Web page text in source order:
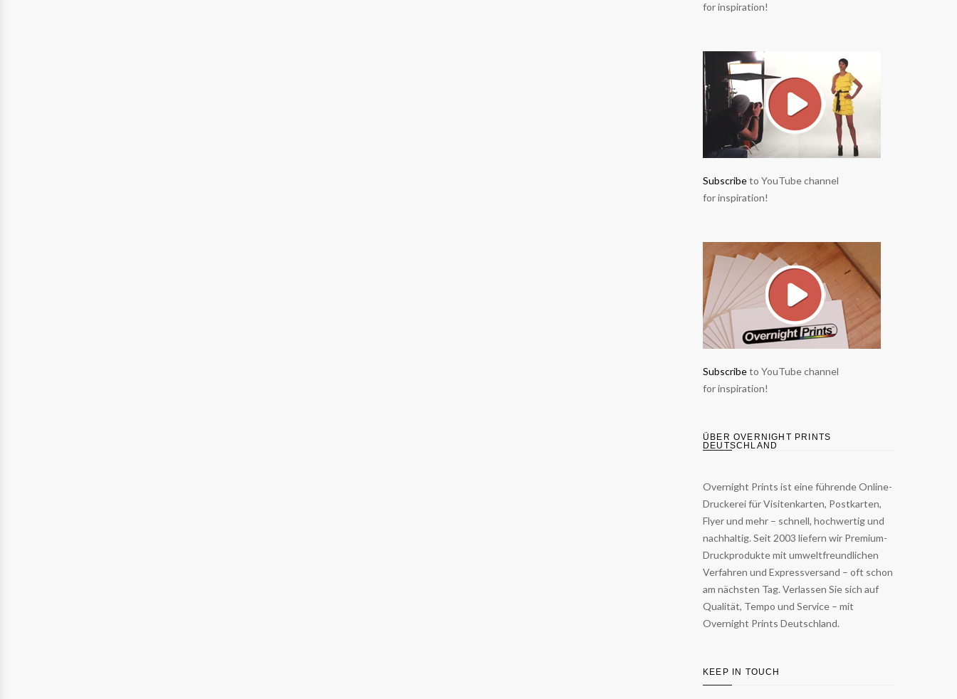
for inspiration!
Subscribeto YouTube channel
for inspiration!
Subscribeto YouTube channel
for inspiration!
ÜBER OVERNIGHT PRINTS
DEUTSCHLAND
Overnight Prints ist eine führende Online-
Druckerei für Visitenkarten, Postkarten,
Flyer und mehr – schnell, hochwertig und
nachhaltig. Seit 2003 liefern wir Premium-
Druckprodukte mit umweltfreundlichen
Verfahren und Expressversand – oft schon
am nächsten Tag. Verlassen Sie sich auf
Qualität, Tempo und Service – mit
Overnight Prints Deutschland.
KEEP IN TOUCH